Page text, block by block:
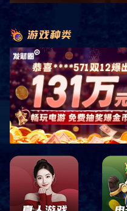
产城融合发
作为南沙重大产业招
业导入与发展重任
开发，构建园区全
器，推进